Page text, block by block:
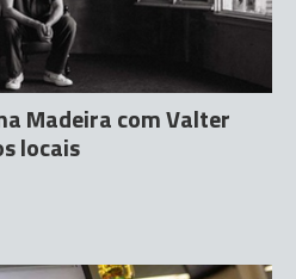
Madeira com Valter
locais